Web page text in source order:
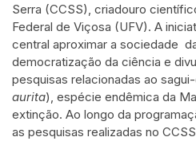
Serra (CCSS), criadouro
Federal de Viçosa (UFV). A
central aproximar a sociedade
democratização da ciência e
pesquisas relacionadas ao
aurita), espécie endêmica da
extinção. Ao longo da
as pesquisas realizadas no